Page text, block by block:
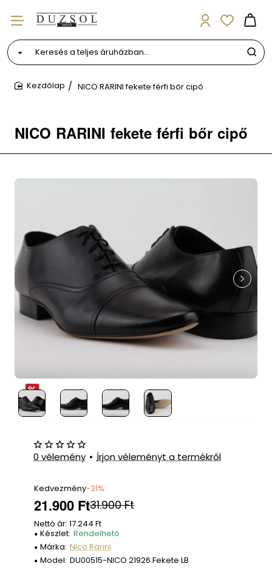
Keresés
teljes
áruházban...
NICO RARINI fekete férfi bőr cipő
NICO RARINI fekete férfi bőr cipő
0 vélemény • Írjon véleményt a termékről
Kedvezmény-31%
21.900 Ft31.900 Ft
Nettó ár: 17.244 Ft
Készlet: Rendelhető
Márka: Nico Rarini
Model: DU00515-NICO 21926 Fekete LB